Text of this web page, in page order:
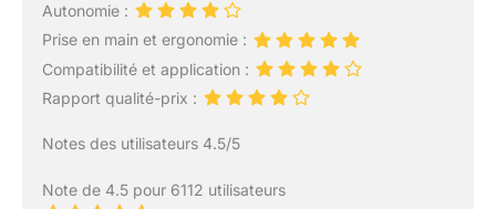
Autonomie :
Prise en main et ergonomie :
Compatibilité et application :
Rapport qualité-prix :
Notes des utilisateurs 4.5/5
Note de 4.5 pour 6112 utilisateurs